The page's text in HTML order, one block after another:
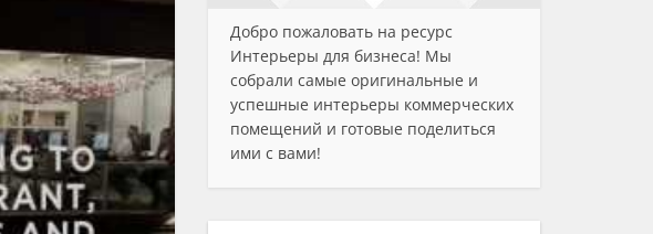
Добро пожаловать на ресурс
Интерьеры для бизнеса! Мы
собрали самые оригинальные и
успешные интерьеры коммерческих
помещений и готовые поделиться
ими с вами!